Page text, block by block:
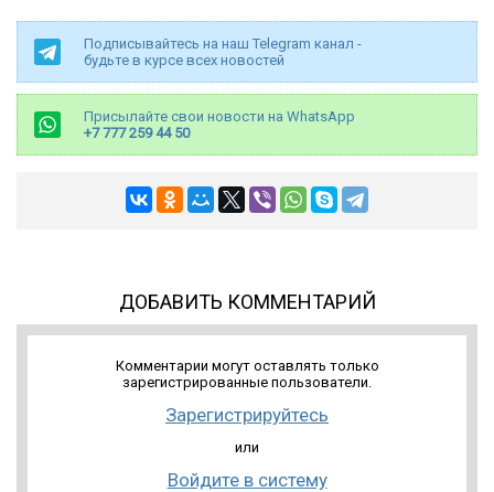
Подписывайтесь на наш Telegram канал -
будьте в курсе всех новостей
Присылайте свои новости на WhatsApp
+7 777 259 44 50
ДОБАВИТЬ КОММЕНТАРИЙ
Комментарии могут оставлять только
зарегистрированные пользователи.
Зарегистрируйтесь
или
Войдите в систему